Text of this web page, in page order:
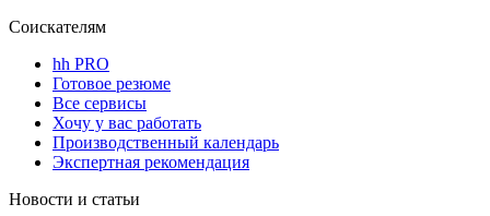
Соискателям
hh PRO
Готовое резюме
Все сервисы
Хочу у вас работать
Производственный календарь
Экспертная рекомендация
Новости и статьи